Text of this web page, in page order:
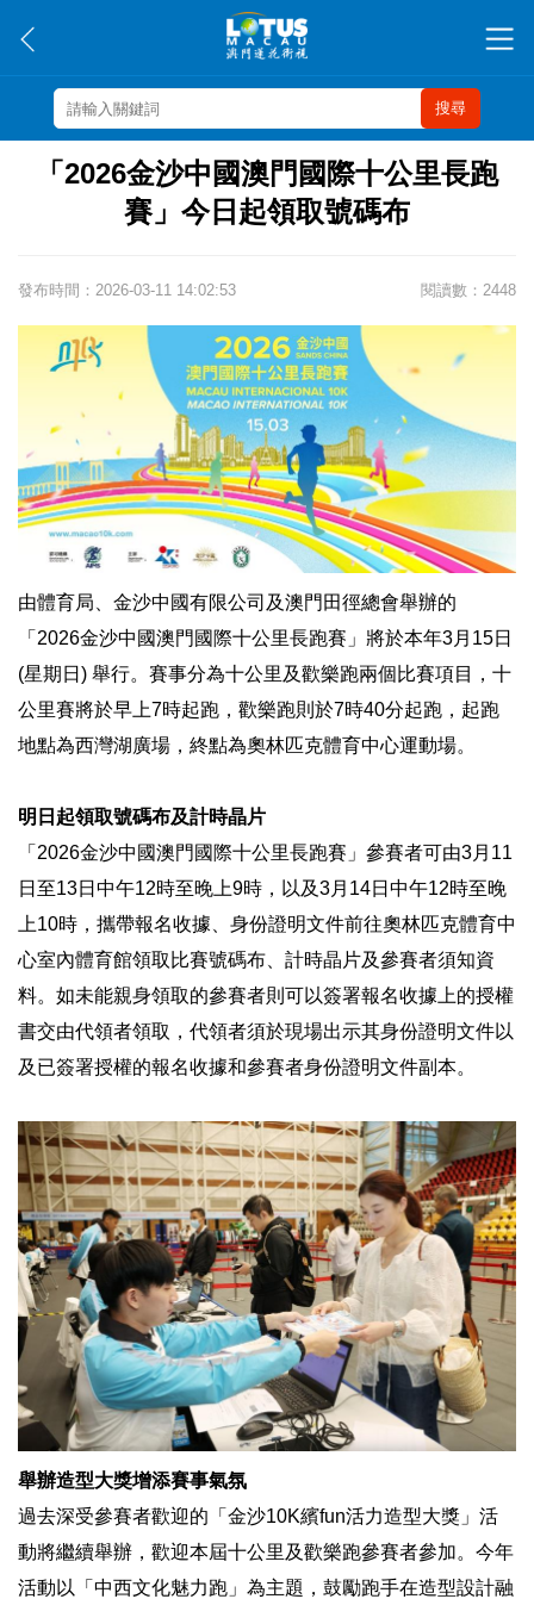
搜尋
「2026金沙中國澳門國際十公里長跑
賽」今日起領取號碼布
發布時間：2026-03-11 14:02:53 閱讀數：2448
由體育局、金沙中國有限公司及澳門田徑總會舉辦的
「2026金沙中國澳門國際十公里長跑賽」將於本年3月15日
(星期日) 舉行。賽事分為十公里及歡樂跑兩個比賽項目，十
公里賽將於早上7時起跑，歡樂跑則於7時40分起跑，起跑
地點為西灣湖廣場，終點為奧林匹克體育中心運動場。
明日起領取號碼布及計時晶片
「2026金沙中國澳門國際十公里長跑賽」參賽者可由3月11
日至13日中午12時至晚上9時，以及3月14日中午12時至晚
上10時，攜帶報名收據、身份證明文件前往奧林匹克體育中
心室內體育館領取比賽號碼布、計時晶片及參賽者須知資
料。如未能親身領取的參賽者則可以簽署報名收據上的授權
書交由代領者領取，代領者須於現場出示其身份證明文件以
及已簽署授權的報名收據和參賽者身份證明文件副本。
舉辦造型大獎增添賽事氣氛
過去深受參賽者歡迎的「金沙10K繽fun活力造型大獎」活
動將繼續舉辦，歡迎本屆十公里及歡樂跑參賽者參加。今年
活動以「中西文化魅力跑」為主題，鼓勵跑手在造型設計融